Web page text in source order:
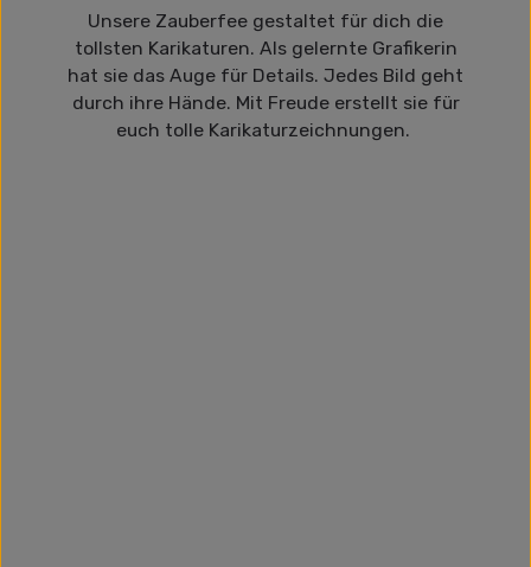
Unsere Zauberfee gestaltet für dich die
tollsten Karikaturen. Als gelernte Grafikerin
hat sie das Auge für Details. Jedes Bild geht
durch ihre Hände. Mit Freude erstellt sie für
euch tolle Karikaturzeichnungen.